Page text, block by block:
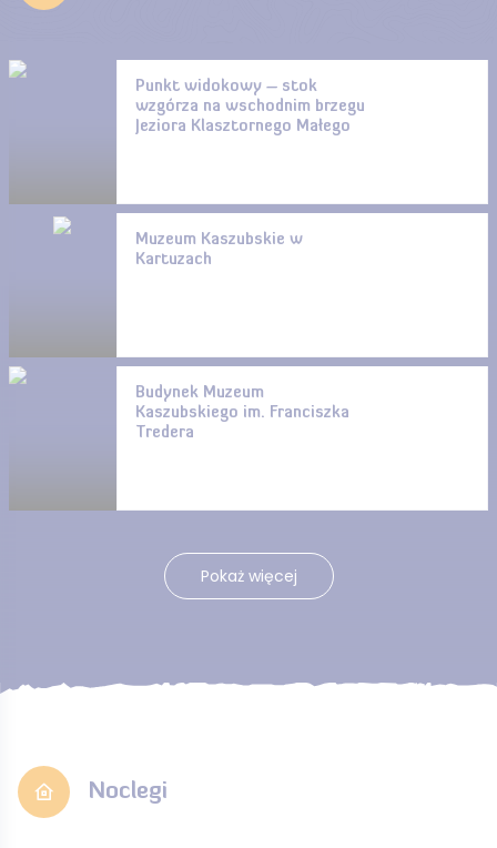
Punkt widokowy – stok
wzgórza na wschodnim brzegu
Jeziora Klasztornego Małego
Muzeum Kaszubskie w
Kartuzach
Budynek Muzeum
Kaszubskiego im. Franciszka
Tredera
Pokaż więcej
Noclegi